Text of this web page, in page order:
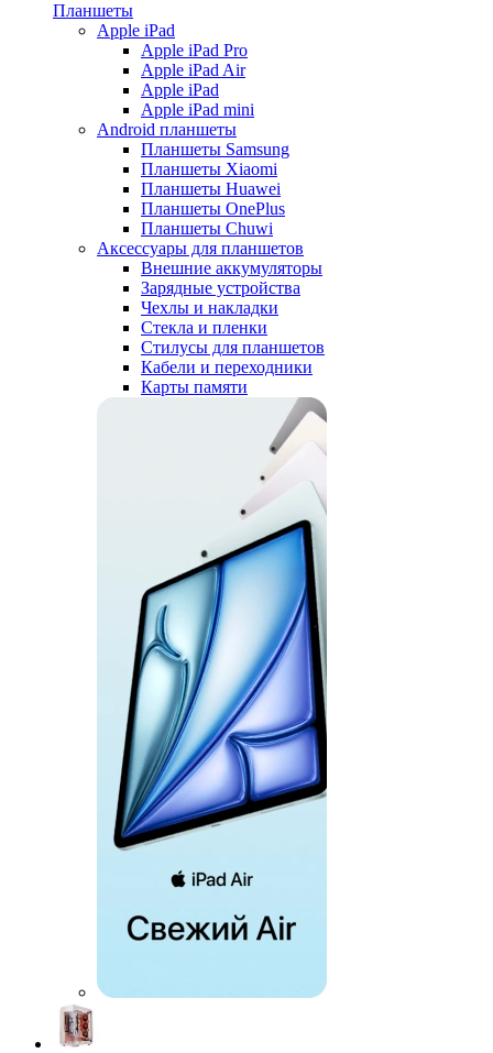
Планшеты
Apple iPad
Apple iPad Pro
Apple iPad Air
Apple iPad
Apple iPad mini
Android планшеты
Планшеты Samsung
Планшеты Xiaomi
Планшеты Huawei
Планшеты OnePlus
Планшеты Chuwi
Аксессуары для планшетов
Внешние аккумуляторы
Зарядные устройства
Чехлы и накладки
Стекла и пленки
Стилусы для планшетов
Кабели и переходники
Карты памяти